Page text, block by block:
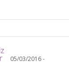
05/03/2016 -